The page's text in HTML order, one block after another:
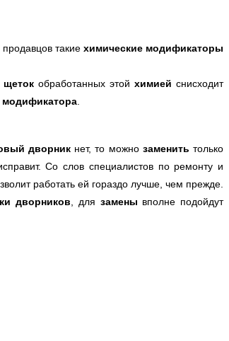
такие химические модификаторы
щеток обработанных этойхимиейснисходит
модификатора.
дворникнет, то можно заменитьтолько
Со слов специалистов по ремонту и
работать ей гораздо лучше, чем прежде.
дворников, для замены вполне подойдут